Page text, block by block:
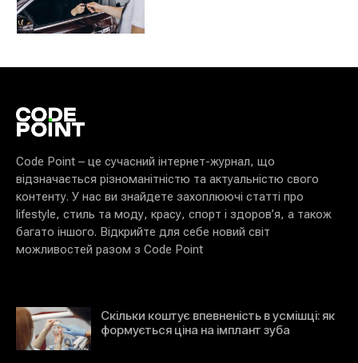
Code Point – це сучасний інтернет-журнал, що
відзначається різноманітністю та актуальністю свого
контенту. У нас ви знайдете захоплюючі статті про
lifestyle, стиль та моду, красу, спорт і здоров’я, а також
багато іншого. Відкрийте для себе новий світ
можливостей разом з Code Point
Скільки коштує впевненість в усмішці: як
формується ціна на імплант зуба